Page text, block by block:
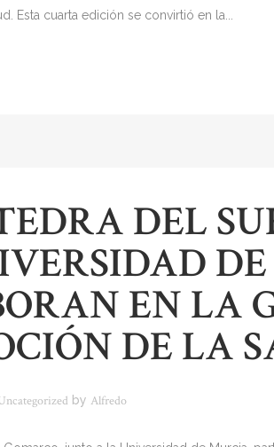
Esta cuarta edición se convirtió en la...
DEL
EN LA
DE LA
by Alfredo